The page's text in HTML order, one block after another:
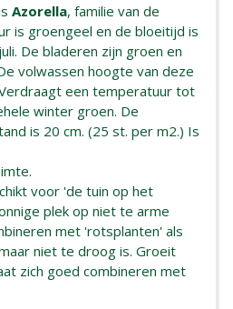
Azorella, familie van de
is groengeel en de bloeitijd is
De bladeren zijn groen en
volwassen hoogte van deze
een temperatuur tot
winter groen. De
is 20 cm. (25 st. per m2.) Is
voor 'de tuin op het
plek op niet te arme
met 'rotsplanten' als
niet te droog is. Groeit
zich goed combineren met